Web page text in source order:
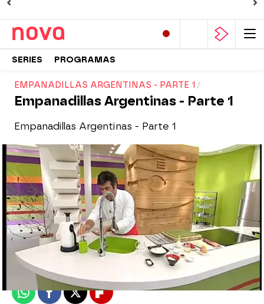
SERIES PROGRAMAS
EMPANADILLAS ARGENTINAS - PARTE 1
Empanadillas Argentinas - Parte 1
Empanadillas Argentinas - Parte 1
Nova
Publicado: 19 de febrero de 2013, 18:00
WhatsappFacebook
X Flipboard